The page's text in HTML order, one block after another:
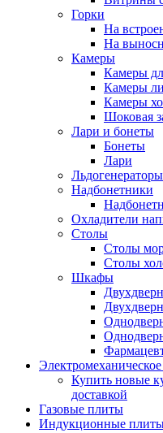
Горки
На
На
Камеры
Камеры
Камеры
Камеры
Шоковая
Лари и бонеты
Бонеты
Лари
Льдогенераторы
Надбонетники
Охладители
Столы
Столы
Столы
Шкафы
Купить новые
доставкой
Газовые плиты
Индукционные